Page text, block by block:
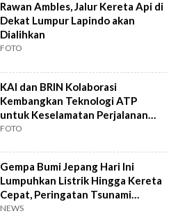
Rawan Ambles, Jalur Kereta Api di
Dekat Lumpur Lapindo akan
Dialihkan
FOTO
KAI dan BRIN Kolaborasi
Kembangkan Teknologi ATP
untuk Keselamatan Perjalanan
Kereta
FOTO
Gempa Bumi Jepang Hari Ini
Lumpuhkan Listrik Hingga Kereta
Cepat, Peringatan Tsunami
Dicabut
NEWS